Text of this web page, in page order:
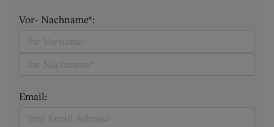
Vor- Nachname*:
Email: